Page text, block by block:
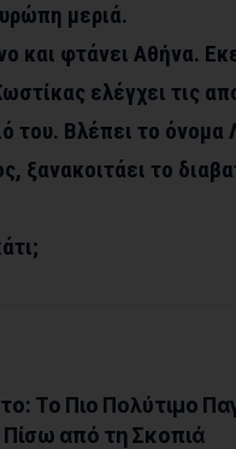
μεριά.
και φτάνει Αθήνα.
ελέγχει τις
του. Βλέπει το όνομα
ξανακοιτάει το
Το Πιο Πολύτιμο
Πίσω από τη Σκοπιά